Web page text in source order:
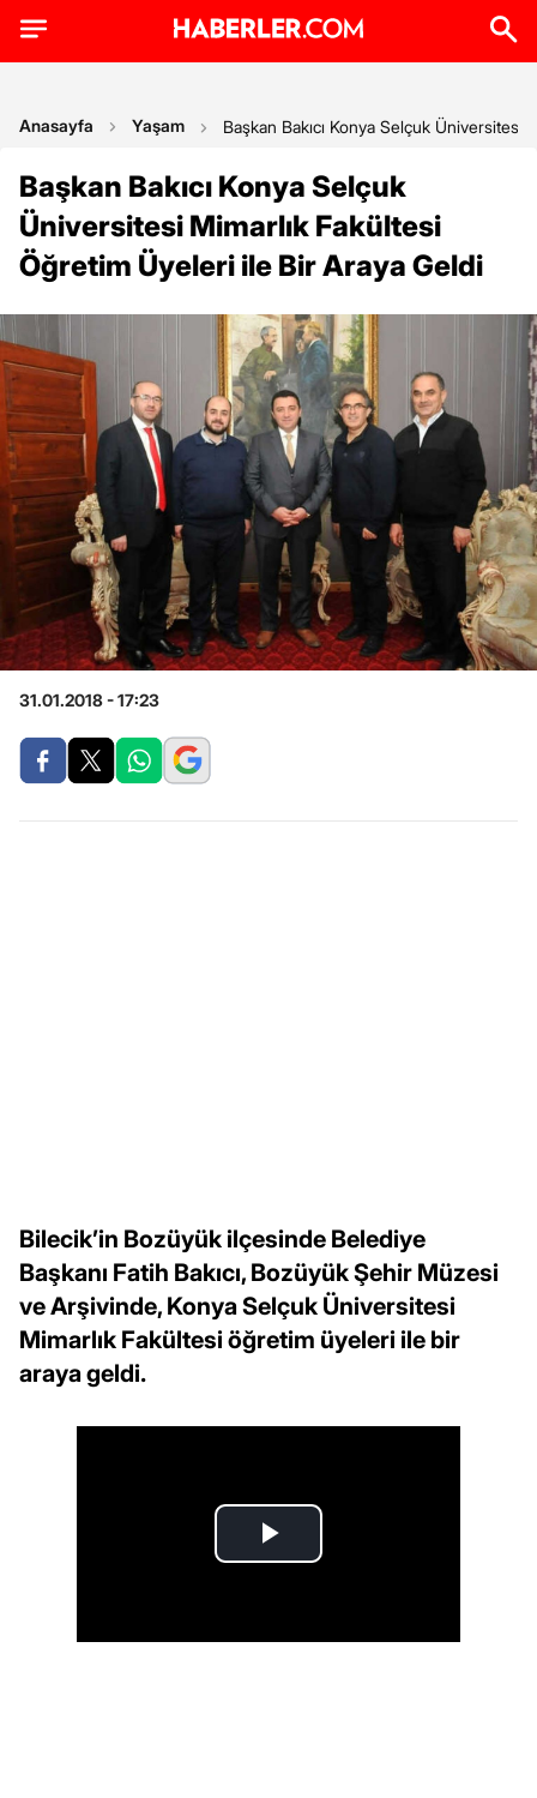
Anasayfa Yaşam Başkan Bakıcı Konya Selçuk
Başkan Bakıcı Konya Selçuk
Üniversitesi Mimarlık Fakültesi
Öğretim Üyeleri ile Bir Araya Geldi
31.01.2018 - 17:23
Bilecik’in Bozüyük ilçesinde Belediye
Başkanı Fatih Bakıcı, Bozüyük Şehir Müzesi
ve Arşivinde, Konya Selçuk Üniversitesi
Mimarlık Fakültesi öğretim üyeleri ile bir
araya geldi.